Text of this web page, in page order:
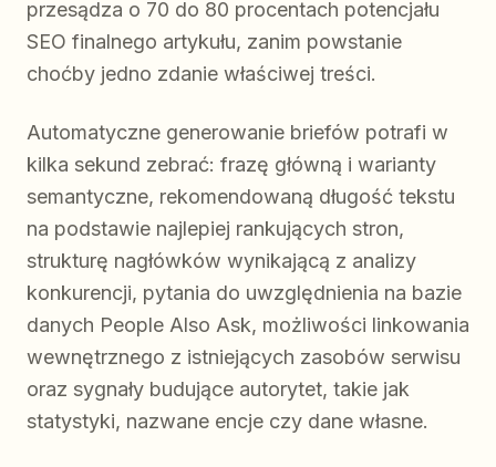
przesądza o 70 do 80 procentach potencjału
SEO finalnego artykułu, zanim powstanie
choćby jedno zdanie właściwej treści.
Automatyczne generowanie briefów potrafi w
kilka sekund zebrać: frazę główną i warianty
semantyczne, rekomendowaną długość tekstu
na podstawie najlepiej rankujących stron,
strukturę nagłówków wynikającą z analizy
konkurencji, pytania do uwzględnienia na bazie
danych People Also Ask, możliwości linkowania
wewnętrznego z istniejących zasobów serwisu
oraz sygnały budujące autorytet, takie jak
statystyki, nazwane encje czy dane własne.